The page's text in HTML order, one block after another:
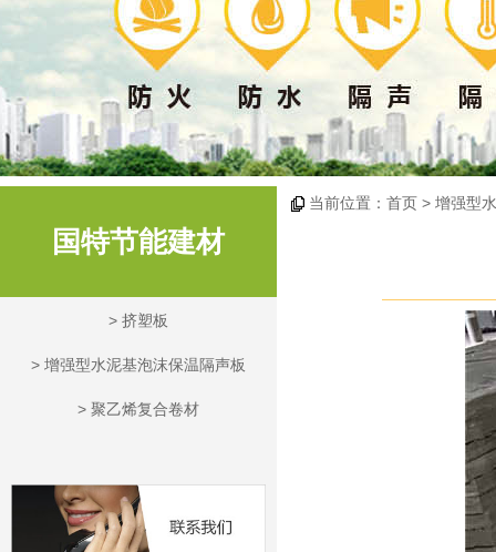
国特节能建材
> 挤塑板
> 增强型水泥基泡沫保温隔声板
> 聚乙烯复合卷材
当前位置： 首页 > 增强型